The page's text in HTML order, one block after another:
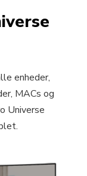
enheder,
MACs og
Universe